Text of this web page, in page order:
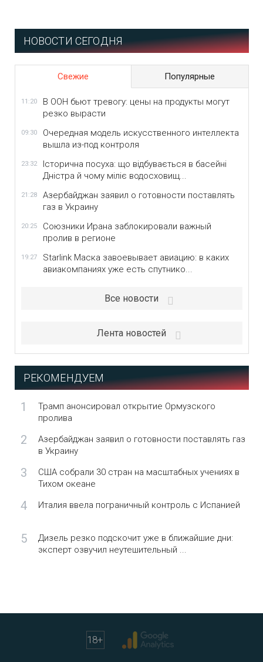
НОВОСТИ СЕГОДНЯ
Свежие Популярные
11:20
В ООН бьют тревогу: цены на продукты могут
резко вырасти
09:30
Очередная модель искусственного интеллекта
вышла из-под контроля
23:32
Історична посуха: що відбувається в басейні
Дністра й чому міліє водосховищ...
21:28
Азербайджан заявил о готовности поставлять
газ в Украину
20:25
Союзники Ирана заблокировали важный
пролив в регионе
19:27
Starlink Маска завоевывает авиацию: в каких
авиакомпаниях уже есть спутнико...
Все новости
Лента новостей
РЕКОМЕНДУЕМ
1
Трамп анонсировал открытие Ормузского
пролива
2
Азербайджан заявил о готовности поставлять газ
в Украину
3
США собрали 30 стран на масштабных учениях в
Тихом океане
4 Италия ввела пограничный контроль с Испанией
5
Дизель резко подскочит уже в ближайшие дни:
эксперт озвучил неутешительный ...
18+